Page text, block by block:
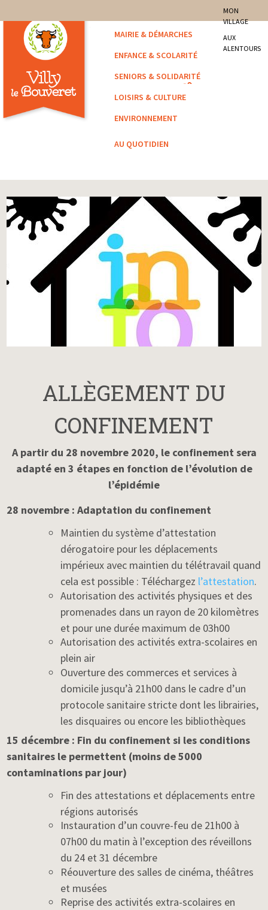
Villy-le-Bouveret
MON
VILLAGE
AUX
ALENTOURS
MAIRIE & DÉMARCHES
ENFANCE & SCOLARITÉ
SENIORS & SOLIDARITÉ
LOISIRS & CULTURE
ENVIRONNEMENT
AU QUOTIDIEN
Vous êtes ici : Accueil/Archivé / Allègement du confinement
ALLÈGEMENT DU
CONFINEMENT
A partir du 28 novembre 2020, le confinement sera
adapté en 3 étapes en fonction de l’évolution de
l’épidémie
28 novembre : Adaptation du confinement
Maintien du système d’attestation
dérogatoire pour les déplacements
impérieux avec maintien du télétravail quand
cela est possible : Téléchargez l’attestation.
Autorisation des activités physiques et des
promenades dans un rayon de 20 kilomètres
et pour une durée maximum de 03h00
Autorisation des activités extra-scolaires en
plein air
Ouverture des commerces et services à
domicile jusqu’à 21h00 dans le cadre d’un
protocole sanitaire stricte dont les librairies,
les disquaires ou encore les bibliothèques
15 décembre : Fin du confinement si les conditions
sanitaires le permettent (moins de 5000
contaminations par jour)
Fin des attestations et déplacements entre
régions autorisés
Instauration d’un couvre-feu de 21h00 à
07h00 du matin à l’exception des réveillons
du 24 et 31 décembre
Réouverture des salles de cinéma, théâtres
et musées
Reprise des activités extra-scolaires en